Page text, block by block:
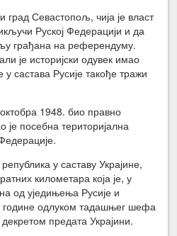
Севастопољ, чија је власт
Руској Федерацији и да
грађана на референдуму.
је историјски одувек имао
састава Русије такође тражи
1948. био правно
је посебна територијална
у саставу Украјине,
километара која је, у
од уједињења Русије и
године одлуком тадашњег шефа
предата Украјини.